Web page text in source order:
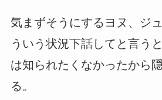
気まずそうにするヨヌ、ジ
ういう状況下話してと言う
は知られたくなかったから
る。